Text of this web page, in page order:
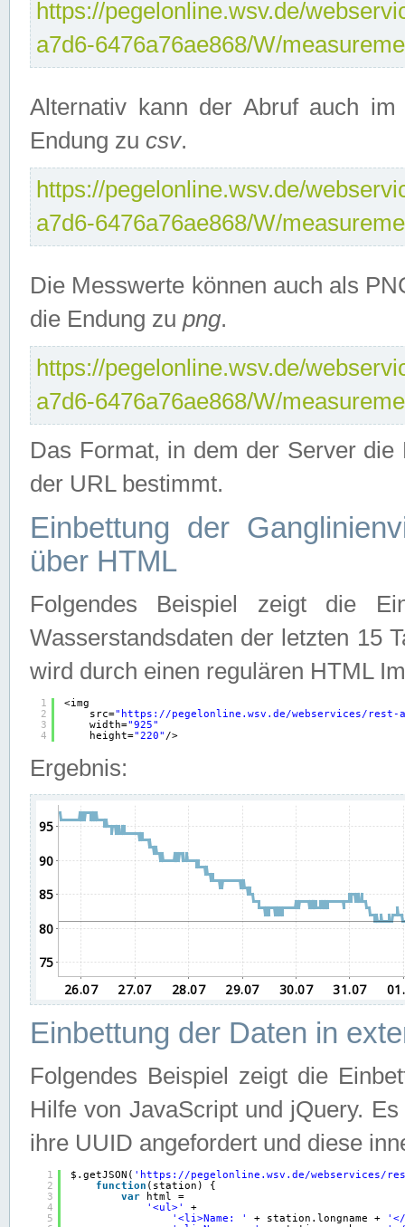
https://pegelonline.wsv.de/
a7d6-6476a76ae868/W/
Alternativ kann der Abruf auch
Endung zu csv.
https://pegelonline.wsv.de/
a7d6-6476a76ae868/W/
Die Messwerte können auch als
die Endung zu png.
https://pegelonline.wsv.de/
a7d6-6476a76ae868/W/
Das Format, in dem der Server
der URL bestimmt.
Einbettung der
über HTML
Folgendes Beispiel zeigt die
Wasserstandsdaten der letzten 15
wird durch einen regulären HTML
1
2
3
4
<img
src=" https://pegelonline.wsv.de/webservices/rest-
width="925"
height="220" />
Ergebnis:
Einbettung der Daten in
Folgendes Beispiel zeigt die
Hilfe von JavaScript und jQuery.
ihre UUID angefordert und diese
1
2
3
4
5
$.getJSON( ' https://pegelonline.wsv.de/webservices/
function (station) {
var
html =
'<ul>'
+
'<li>Name: '
+ station.longname +